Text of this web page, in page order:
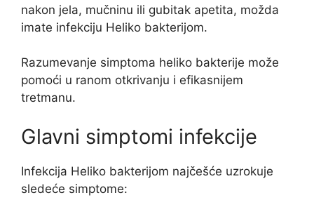
nakon jela, mučninu ili gubitak apetita, možda
imate infekciju Heliko bakterijom.
Razumevanje simptoma heliko bakterije može
pomoći u ranom otkrivanju i efikasnijem
tretmanu.
Glavni simptomi infekcije
Infekcija Heliko bakterijom najčešće uzrokuje
sledeće simptome: